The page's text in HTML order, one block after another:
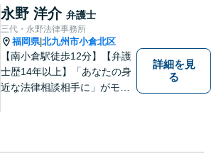
まずはお気軽にご相談くださ
い！
永野 洋介 弁護士
三代・永野法律事務所
福岡県|北九州市小倉北区
【南小倉駅徒歩12分】【弁護
士歴14年以上】「あなたの身
近な法律相談相手に」がモッ
える問題に注力しております
詳細を見
る